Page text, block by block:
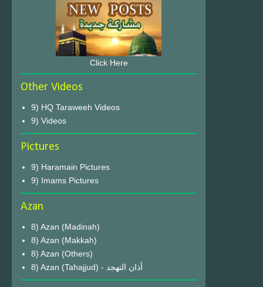
Click Here
Other Videos
9) HQ Taraweeh Videos
9) Videos
Pictures
9) Haramain Pictures
9) Imams Pictures
Azan
8) Azan (Madinah)
8) Azan (Makkah)
8) Azan (Others)
8) Azan (Tahajjud) - أذان التهجد